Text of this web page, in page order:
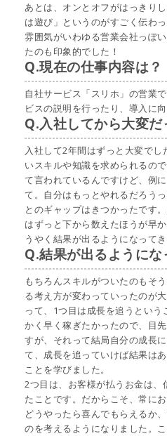
あとは、オンとオフがはっきり
は遊び」というのがすごく伝わ
雰囲気がいわゆる営業会社っぽ
たのも印象的でした！
Q.現在の仕事内容は？
自社サービス「スリホ」の営業
ビスの説明を行ったり、導入に
Q.入社してから大変だ
入社して2年間はずっと大変で
いスキルや知識を求められるの
て言われているんですけど、例
て。自分はもっとやれるだろう
とのギャップはきつかったです
はずっと下から数えたほうが早
うやく結果が出るようになってき
Q.結果が出るようにな
もちろんスキルがついたのもそ
る考え方が変わっていったのが
って、1つ目は成長を追うとい
かく早く稼ぎたかったので、目
すが、それって結局自分の成長
て、成長を追っていけば結果は
ことを学びました。
2つ目は、お客様が払うお金は
たことです。だからこそ、常に
どうやったら喜んでもらえるか
のを考えるようになりました。